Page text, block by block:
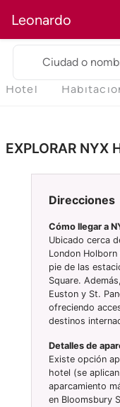
Leonardo
Ciudad o
Hotel
EXPLORAR
Direcciones
Cómo llegar a
Ubicado cerca
London
pie de las
Square.
Euston y St.
ofreciendo
destinos
Detalles de
Existe opción
hotel (se
aparcamiento
en Bloomsbury